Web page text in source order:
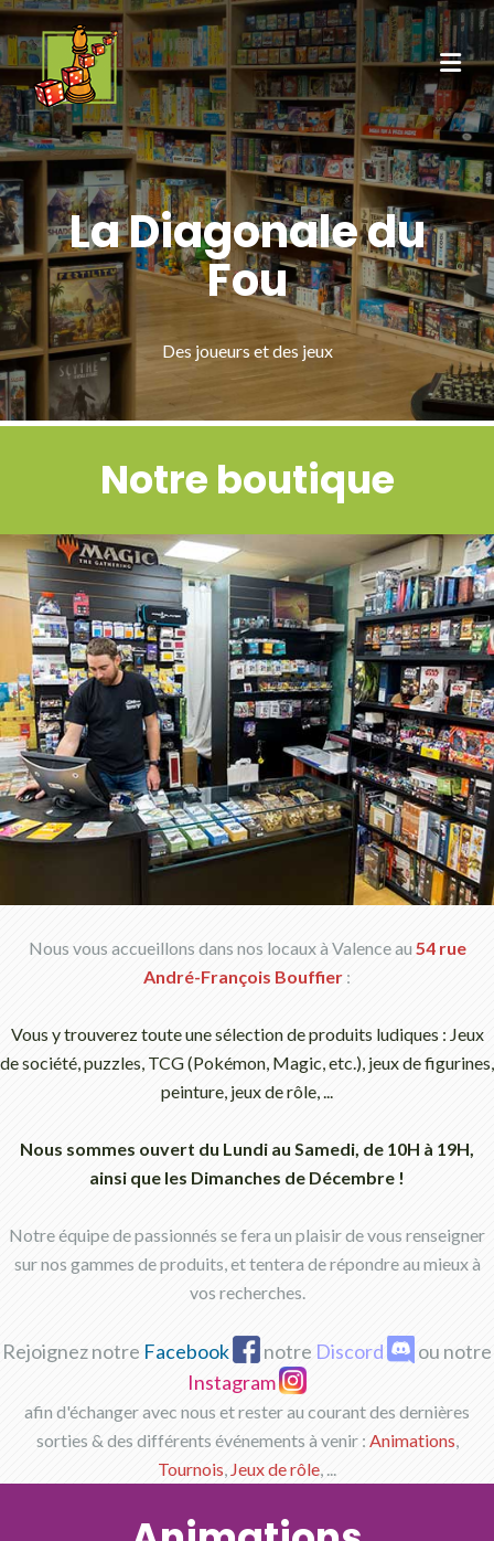
La Diagonale du
Fou
Des joueurs et des jeux
Notre boutique
Nous vous accueillons dans nos locaux à Valence au54 rue
André-François Bouffier :
Vous y trouverez toute une sélection de produits ludiques : Jeux
de société, puzzles, TCG (Pokémon, Magic, etc.), jeux de figurines,
peinture, jeux de rôle, ...
Nous sommes ouvert du Lundi au Samedi, de 10H à 19H,
ainsi que les Dimanches de Décembre !
Notre équipe de passionnés se fera un plaisir de vous renseigner
sur nos gammes de produits, et tentera de répondre au mieux à
vos recherches.
Rejoignez notre Facebook notre Discord
ou notre
Instagram
afin d'échanger avec nous et rester au courant des dernières
sorties & des différents événements à venir : Animations,
Tournois, Jeux de rôle, ...